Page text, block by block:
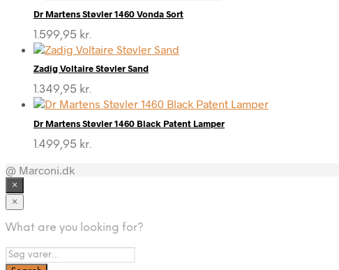
var:
er:
Dr Martens Støvler 1460 Vonda Sort
1.599,95 kr.
Zadig Voltaire Støvler Sand
1.349,95 kr.
Dr Martens Støvler 1460 Black Patent Lamper
1.499,95 kr.
@ Marconi.dk
×
×
What are you looking for?